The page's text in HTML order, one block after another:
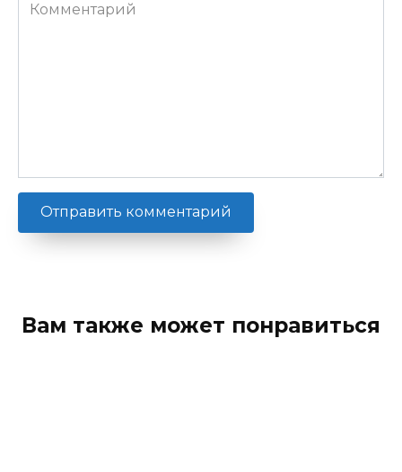
Вам также может понравиться